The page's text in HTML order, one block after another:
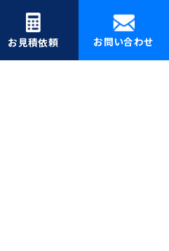
お見積依頼 お問い合わせ